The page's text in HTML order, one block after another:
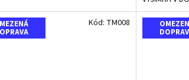
Kód: TM008